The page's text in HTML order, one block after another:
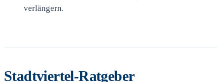
verlängern.
Stadtviertel-Ratgeber